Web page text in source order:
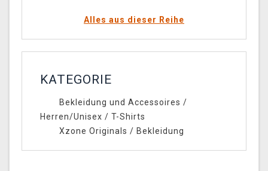
Alles aus dieser Reihe
KATEGORIE
Bekleidung und Accessoires /
Herren/Unisex / T-Shirts
Xzone Originals / Bekleidung